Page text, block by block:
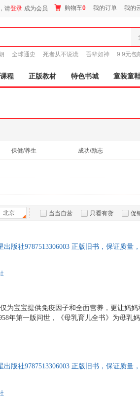
请登录 成为会员 购物车0 我的订单 我的
全球通史 死者从不说谎 吾辈如神 9.9元包
课程 正版教材 特色书城 童装童
保健/养生 成功/励志
北京 当当自营 只看有货 促
版社9787513306003 正版旧书，保证质量
为宝宝提供免疫因子和全面营养，更让妈
年第一版问世，《母乳育儿全书》为母乳
。本书为全新修订升级的第8版，美国300多
妈们安心的哺乳策略 ★根据宝宝的年龄详
版社9787513306003 正版旧书，保证质量